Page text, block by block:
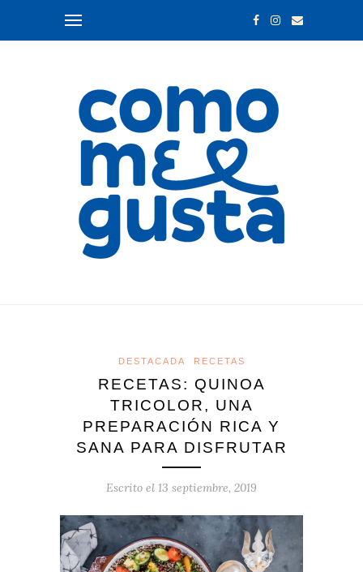
DESTACADA RECETAS
RECETAS: QUINOA
TRICOLOR, UNA
PREPARACIÓN RICA Y
SANA PARA DISFRUTAR
Escrito el 13 septiembre, 2019